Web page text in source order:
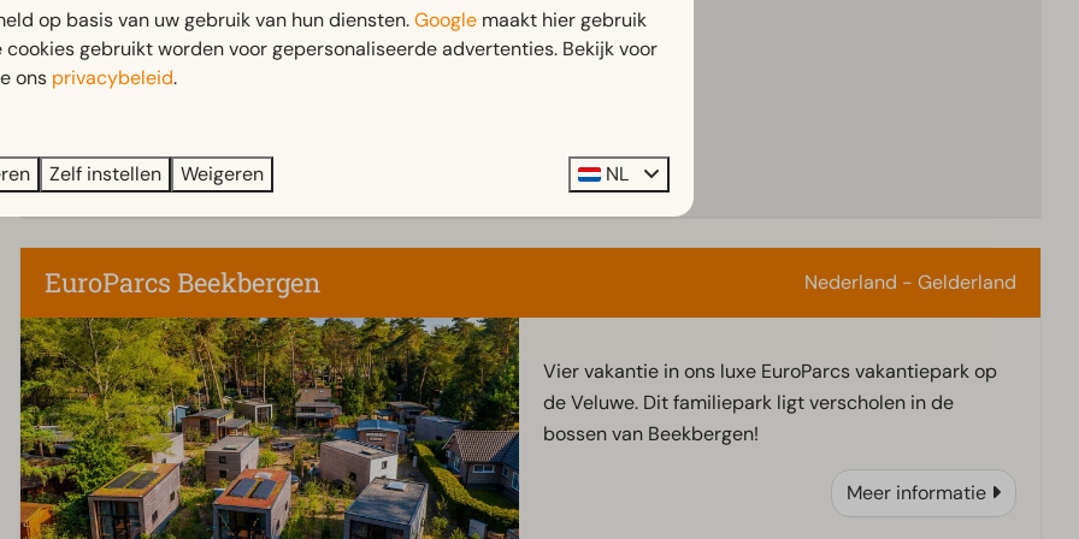
Privé sauna in de tuin
Ruime tuin met uitzicht
EuroParcs Beekbergen Nederland - Gelderland
Vier vakantie in ons luxe EuroParcs vakantiepark op
de Veluwe. Dit familiepark ligt verscholen in de
bossen van Beekbergen!
Meer informatie
op basis van uw gebruik van hun diensten.Google maakt hier gebruik
cookies gebruikt worden voor gepersonaliseerde advertenties. Bekijk voor
ons privacybeleid.
Zelf instellen Weigeren NL